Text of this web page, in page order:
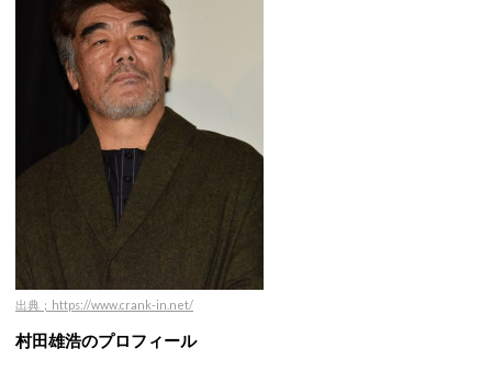
出典；https://www.crank-in.net/
村田雄浩のプロフィール